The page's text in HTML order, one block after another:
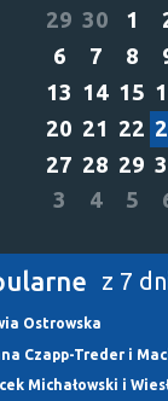
29 30 1
6
7 8
13 14 15
20 21 22
27 28 29
3
4 5
z 7
Ostrowska
Czapp-Treder i
Michałowski i